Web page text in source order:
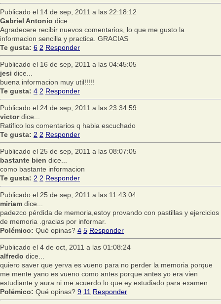
Publicado el 14 de sep, 2011 a las 22:18:12
Gabriel Antonio dice...
Agradecere recibir nuevos comentarios, lo que me gusto la
informacion sencilla y practica. GRACIAS
Te gusta: 6 2 Responder
Publicado el 16 de sep, 2011 a las 04:45:05
jesi dice...
buena informacion muy util!!!!!
Te gusta: 4 2 Responder
Publicado el 24 de sep, 2011 a las 23:34:59
victordice...
Ratifico los comentarios q habia escuchado
Te gusta: 2 2 Responder
Publicado el 25 de sep, 2011 a las 08:07:05
bastante bien dice...
como bastante informacion
Te gusta: 2 2 Responder
Publicado el 25 de sep, 2011 a las 11:43:04
miriam dice...
padezco pérdida de memoria,estoy provando con pastillas y ejercicios
de memoria .gracias por informar.
Polémico: Qué opinas? 4 5 Responder
Publicado el 4 de oct, 2011 a las 01:08:24
alfredo dice...
quiero saver que yerva es vueno para no perder la memoria porque
me mente yano es vueno como antes porque antes yo era vien
estudiante y aura ni me acuerdo lo que ey estudiado para examen
Polémico: Qué opinas? 9 11 Responder